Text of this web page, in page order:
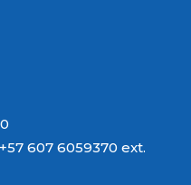
607 6059370 ext.